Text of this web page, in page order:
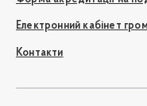
Електронний кабінет
Контакти